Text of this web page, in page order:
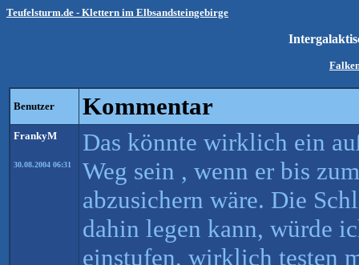
Teufelsturm.de - Klettern im Elbsandsteingebirge
Benutzer Kommentar
FrankyM
30.08.2004 06:31
Das könnte wirklich ein
Weg sein , wenn er bis
abzusichern wäre. Die
dahin legen kann, würde
einstufen, wirklich testen